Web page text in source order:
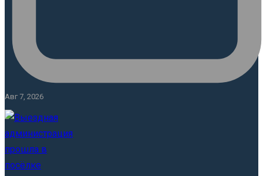
Авг 7, 2026